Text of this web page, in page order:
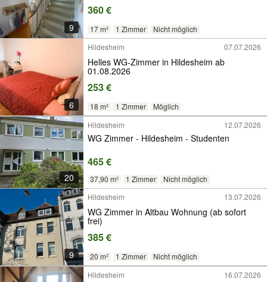
9
360 €
17 m² 1 Zimmer Nicht möglich
6
Hildesheim 07.07.2026
Helles WG-Zimmer in Hildesheim ab
01.08.2026
253 €
18 m² 1 Zimmer Möglich
20
Hildesheim 12.07.2026
WG Zimmer - Hildesheim - Studenten
465 €
37,90 m² 1 Zimmer Nicht möglich
9
Hildesheim 13.07.2026
WG Zimmer in Altbau Wohnung (ab sofort
frei)
385 €
20 m² 1 Zimmer Nicht möglich
Hildesheim 16.07.2026